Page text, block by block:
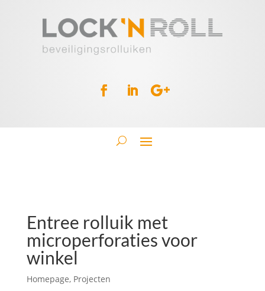
Entree rolluik met
microperforaties voor
winkel
Homepage, Projecten